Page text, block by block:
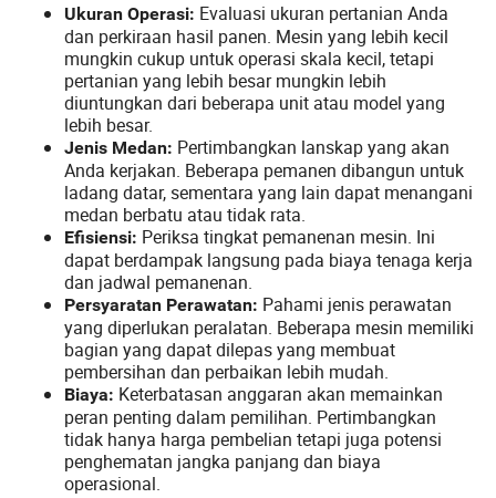
Ukuran Operasi: Evaluasi ukuran pertanian Anda
dan perkiraan hasil panen. Mesin yang lebih kecil
mungkin cukup untuk operasi skala kecil, tetapi
pertanian yang lebih besar mungkin lebih
diuntungkan dari beberapa unit atau model yang
lebih besar.
Jenis Medan: Pertimbangkan lanskap yang akan
Anda kerjakan. Beberapa pemanen dibangun untuk
ladang datar, sementara yang lain dapat menangani
medan berbatu atau tidak rata.
Efisiensi: Periksa tingkat pemanenan mesin. Ini
dapat berdampak langsung pada biaya tenaga kerja
dan jadwal pemanenan.
Persyaratan Perawatan: Pahami jenis perawatan
yang diperlukan peralatan. Beberapa mesin memiliki
bagian yang dapat dilepas yang membuat
pembersihan dan perbaikan lebih mudah.
Biaya: Keterbatasan anggaran akan memainkan
peran penting dalam pemilihan. Pertimbangkan
tidak hanya harga pembelian tetapi juga potensi
penghematan jangka panjang dan biaya
operasional.